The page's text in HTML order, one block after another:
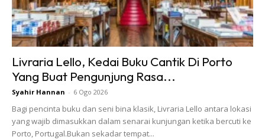
Dek kerana keunikannya, maka bukanlah sesuatu yang
mengejutkan bila mana Giethoorn menjadi salah satu
tarikan pelancongan yang popular. Berbasikal atau
menaiki bot-bot kecil (canal tours) adalah cara terbaik
dan popular buat pelancong untuk menikmati suasana
desa ini.
Livraria Lello, Kedai Buku Cantik Di Porto
Yang Buat Pengunjung Rasa...
Syahir Hannan - 6 Ogo 2026
Bagi pencinta buku dan seni bina klasik, Livraria Lello antara lokasi
yang wajib dimasukkan dalam senarai kunjungan ketika bercuti ke
Porto, Portugal.Bukan sekadar tempat...